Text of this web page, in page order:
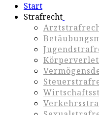
Start
Strafrecht